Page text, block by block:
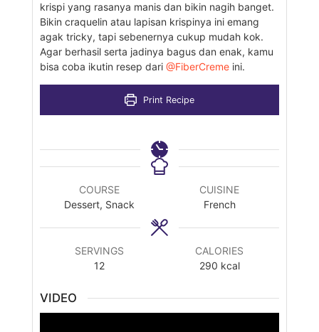
krispi yang rasanya manis dan bikin nagih banget.
Bikin craquelin atau lapisan krispinya ini emang
agak tricky, tapi sebenernya cukup mudah kok.
Agar berhasil serta jadinya bagus dan enak, kamu
bisa coba ikutin resep dari @FiberCremeini.
Print Recipe
COURSE
Dessert, Snack
CUISINE
French
SERVINGS
12
CALORIES
290 kcal
VIDEO